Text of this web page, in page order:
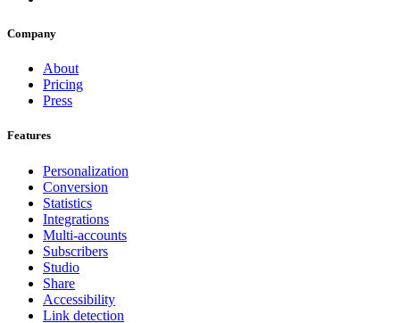
Company
About
Pricing
Press
Features
Personalization
Conversion
Statistics
Integrations
Multi-accounts
Subscribers
Studio
Share
Accessibility
Link detection